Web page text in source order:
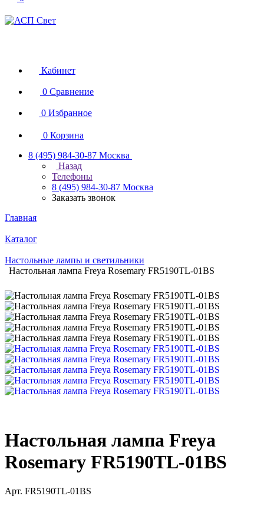
Кабинет
0 Сравнение
0 Избранное
0 Корзина
8 (495) 984-30-87 Москва
Назад
Телефоны
8 (495) 984-30-87 Москва
Заказать звонок
Главная
Каталог
Настольные лампы и светильники
Настольная лампа Freya Rosemary FR5190TL-01BS
Настольная лампа Freya
Rosemary FR5190TL-01BS
Арт. FR5190TL-01BS